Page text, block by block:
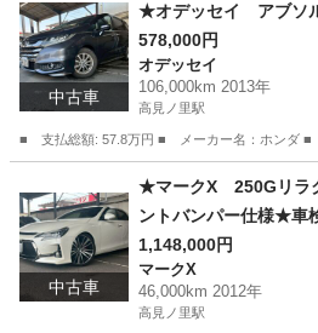
中古車
★オデッセイ アブソ
578,000円
オデッセイ
106,000km 2013年
高見ノ里駅
■ 支払総額: 57.8万円 ■ メーカー名：ホンダ
高見ノ里駅 オデッセイ
中古車
★マークX 250Gリラ
ントバンパー仕様★車
1,148,000円
マークX
46,000km 2012年
高見ノ里駅